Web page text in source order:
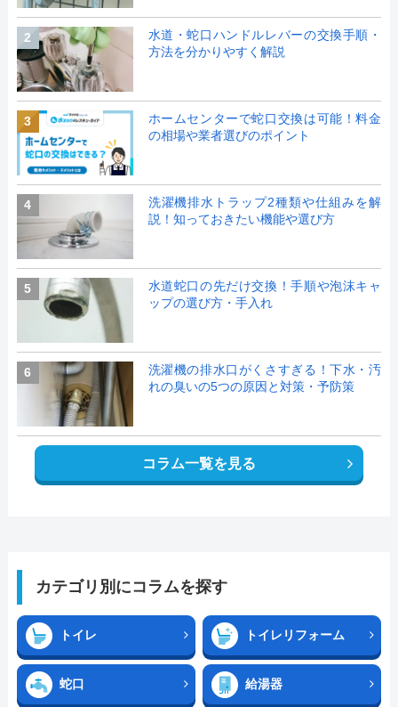
2
水道・蛇口ハンドルレバーの交換手順・
方法を分かりやすく解説
3
ホームセンターで蛇口交換は可能！料金
の相場や業者選びのポイント
4
洗濯機排水トラップ2種類や仕組みを解
説！知っておきたい機能や選び方
5
水道蛇口の先だけ交換！手順や泡沫キャ
ップの選び方・手入れ
6
洗濯機の排水口がくさすぎる！下水・汚
れの臭いの5つの原因と対策・予防策
コラム一覧を見る
カテゴリ別にコラムを探す
トイレ トイレリフォーム
蛇口 給湯器